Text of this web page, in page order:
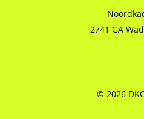
2741 GA
© 2026